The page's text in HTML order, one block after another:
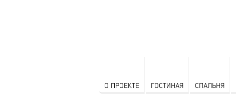
О ПРОЕКТЕ ГОСТИНАЯ СПАЛЬНЯ